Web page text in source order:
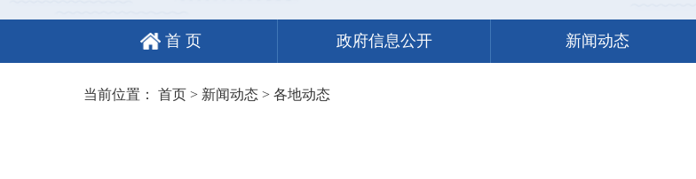
首 页 政府信息公开 新闻动态
当前位置： 首页> 新闻动态> 各地动态